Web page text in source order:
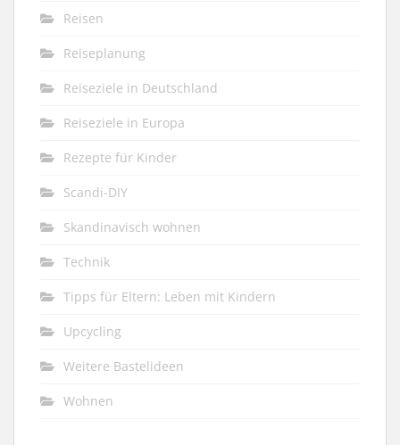
Reisen
Reiseplanung
Reiseziele in Deutschland
Reiseziele in Europa
Rezepte für Kinder
Scandi-DIY
Skandinavisch wohnen
Technik
Tipps für Eltern: Leben mit Kindern
Upcycling
Weitere Bastelideen
Wohnen